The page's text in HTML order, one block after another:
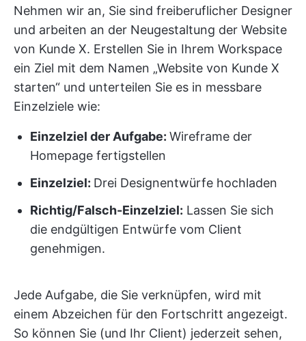
Nehmen wir an, Sie sind freiberuflicher Designer
und arbeiten an der Neugestaltung der Website
von Kunde X. Erstellen Sie in Ihrem Workspace
ein Ziel mit dem Namen „Website von Kunde X
starten“ und unterteilen Sie es in messbare
Einzelziele wie:
Einzelziel der Aufgabe: Wireframe der
Homepage fertigstellen
Einzelziel: Drei Designentwürfe hochladen
Richtig/Falsch-Einzelziel: Lassen Sie sich
die endgültigen Entwürfe vom Client
genehmigen.
Jede Aufgabe, die Sie verknüpfen, wird mit
einem Abzeichen für den Fortschritt angezeigt.
So können Sie (und Ihr Client) jederzeit sehen,